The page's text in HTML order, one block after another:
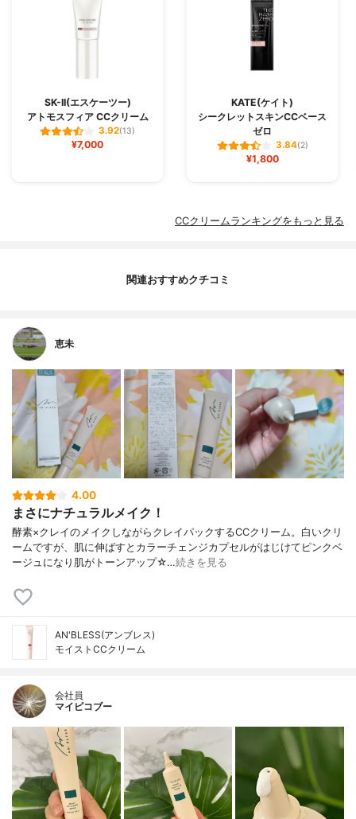
SK-II(エスケーツー)
アトモスフィア CCクリーム
3.92(13)
¥7,000
KATE(ケイト)
シークレットスキンCCベース
ゼロ
3.84(2)
¥1,800
CCクリームランキングをもっと見る
関連おすすめクチコミ
恵未
4.00
まさにナチュラルメイク！
酵素×クレイのメイクしながらクレイパックするCCクリーム。白いクリ
ームですが、肌に伸ばすとカラーチェンジカプセルがはじけてピンクベ
ージュになり肌がトーンアップ☆…続きを見る
AN'BLESS(アンブレス)
モイストCCクリーム
会社員
マイピコブー